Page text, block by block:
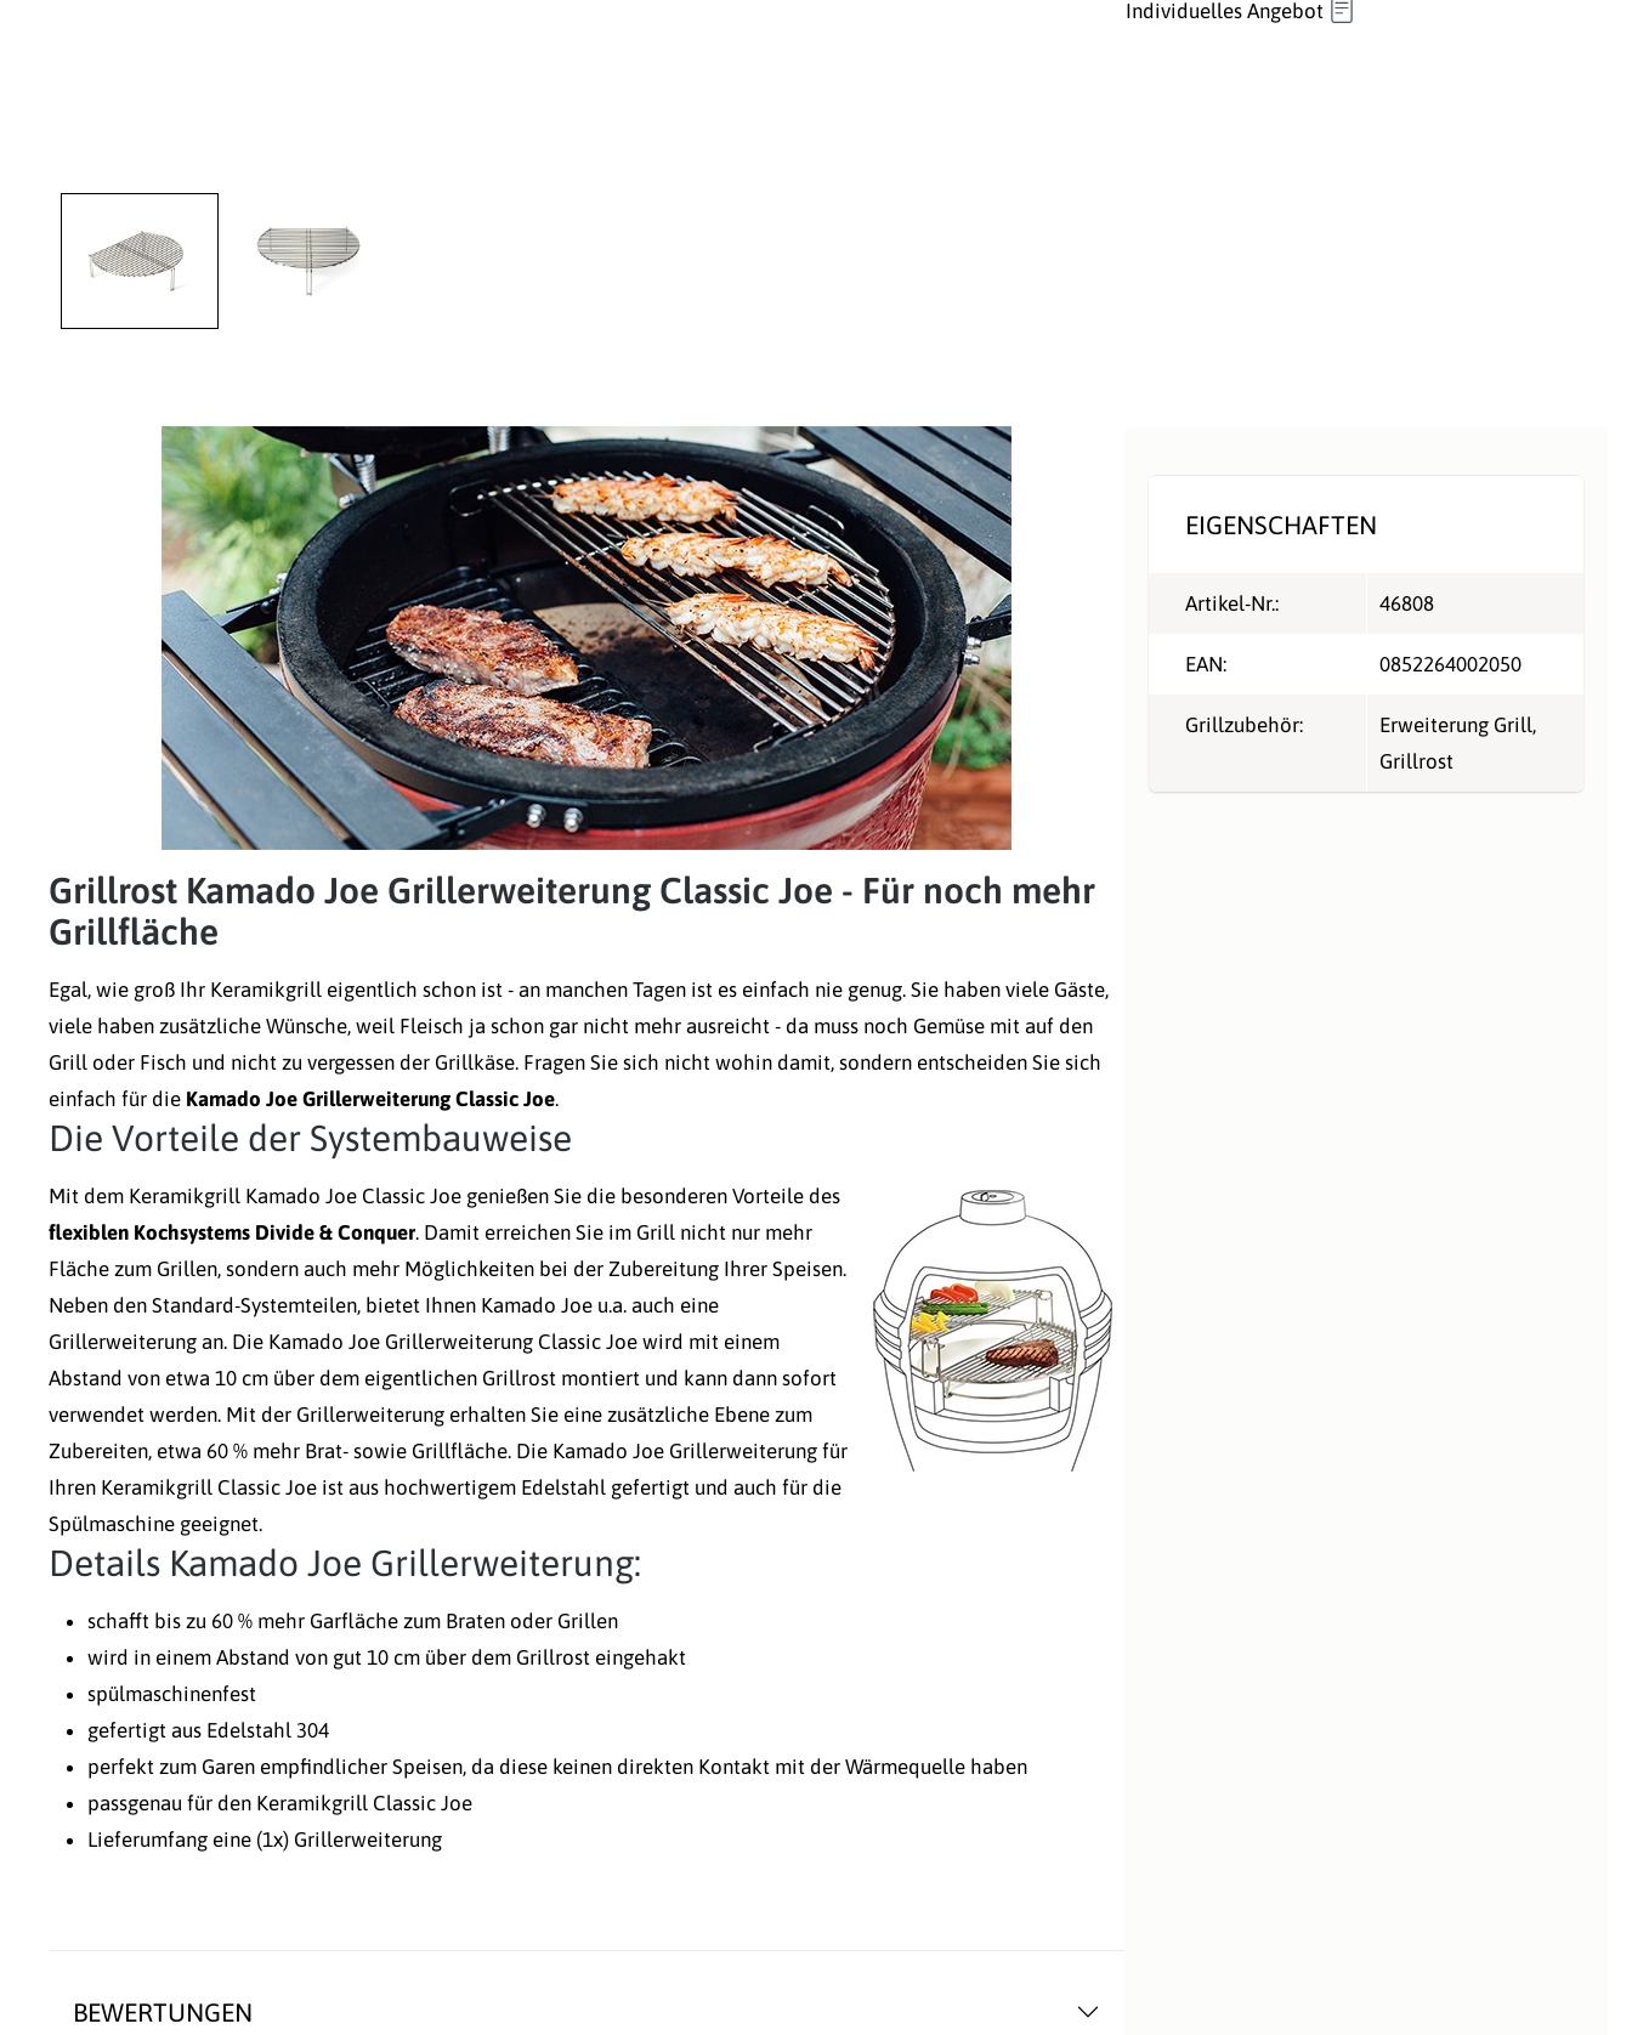
Individuelles Angebot
Grillrost Kamado Joe Grillerweiterung Classic Joe - Für noch mehr
Grillfläche
Egal, wie groß Ihr Keramikgrill eigentlich schon ist - an manchen Tagen ist es einfach nie genug. Sie haben viele Gäste,
viele haben zusätzliche Wünsche, weil Fleisch ja schon gar nicht mehr ausreicht - da muss noch Gemüse mit auf den
Grill oder Fisch und nicht zu vergessen der Grillkäse. Fragen Sie sich nicht wohin damit, sondern entscheiden Sie sich
einfach für die Kamado Joe Grillerweiterung Classic Joe.
Die Vorteile der Systembauweise
Mit dem Keramikgrill Kamado Joe Classic Joe genießen Sie die besonderen Vorteile des
flexiblen Kochsystems Divide & Conquer. Damit erreichen Sie im Grill nicht nur mehr
Fläche zum Grillen, sondern auch mehr Möglichkeiten bei der Zubereitung Ihrer Speisen.
Neben den Standard-Systemteilen, bietet Ihnen Kamado Joe u.a. auch eine
Grillerweiterung an. Die Kamado Joe Grillerweiterung Classic Joe wird mit einem
Abstand von etwa 10 cm über dem eigentlichen Grillrost montiert und kann dann sofort
verwendet werden. Mit der Grillerweiterung erhalten Sie eine zusätzliche Ebene zum
Zubereiten, etwa 60 % mehr Brat- sowie Grillfläche. Die Kamado Joe Grillerweiterung für
Ihren Keramikgrill Classic Joe ist aus hochwertigem Edelstahl gefertigt und auch für die
Spülmaschine geeignet.
Details Kamado Joe Grillerweiterung:
schafft bis zu 60 % mehr Garfläche zum Braten oder Grillen
wird in einem Abstand von gut 10 cm über dem Grillrost eingehakt
spülmaschinenfest
gefertigt aus Edelstahl 304
perfekt zum Garen empfindlicher Speisen, da diese keinen direkten Kontakt mit der Wärmequelle haben
passgenau für den Keramikgrill Classic Joe
Lieferumfang eine (1x) Grillerweiterung
BEWERTUNGEN
EIGENSCHAFTEN
Artikel-Nr.: 46808
EAN: 0852264002050
Grillzubehör: Erweiterung Grill,
Grillrost